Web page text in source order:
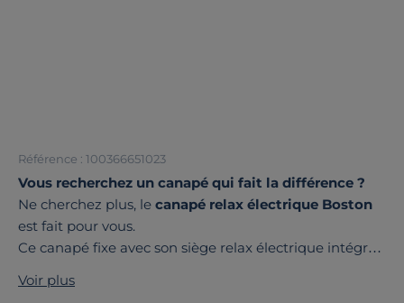
Référence : 100366651023
Vous recherchez un canapé qui fait la différence ?
Ne cherchez plus, le canapé relax électrique Boston
est fait pour vous.
Ce canapé fixe avec son siège relax électrique intégré,
Avec une hauteur de 15 cm,
Voir plus